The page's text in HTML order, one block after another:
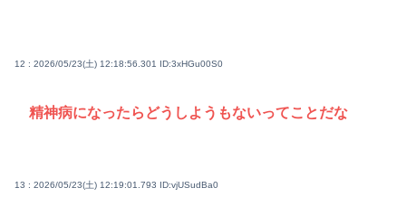
12 : 2026/05/23(土) 12:18:56.301 ID:3xHGu00S0
精神病になったらどうしようもないってことだな
13 : 2026/05/23(土) 12:19:01.793 ID:vjUSudBa0